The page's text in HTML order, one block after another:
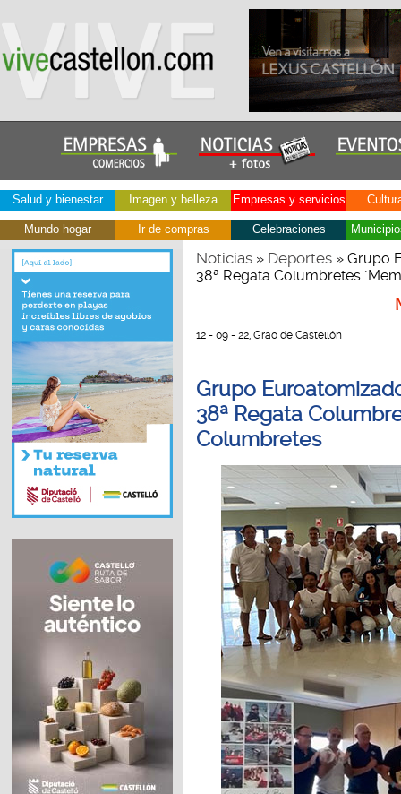
Salud y bienestar Imagen y belleza Empresas y servicios
Mundo hogar Ir de compras Celebraciones
Noticias» Deportes» Grupo
38ª Regata Columbretes
12 - 09 - 22, Grao de Castellón
Grupo
38ª Regata
Columbretes